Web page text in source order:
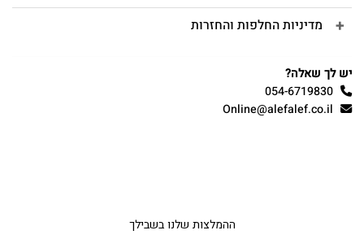
מדיניות החלפות והחזרות
יש לך שאלה?
054-6719830
Online@alefalef.co.il
ההמלצות שלנו בשבילך